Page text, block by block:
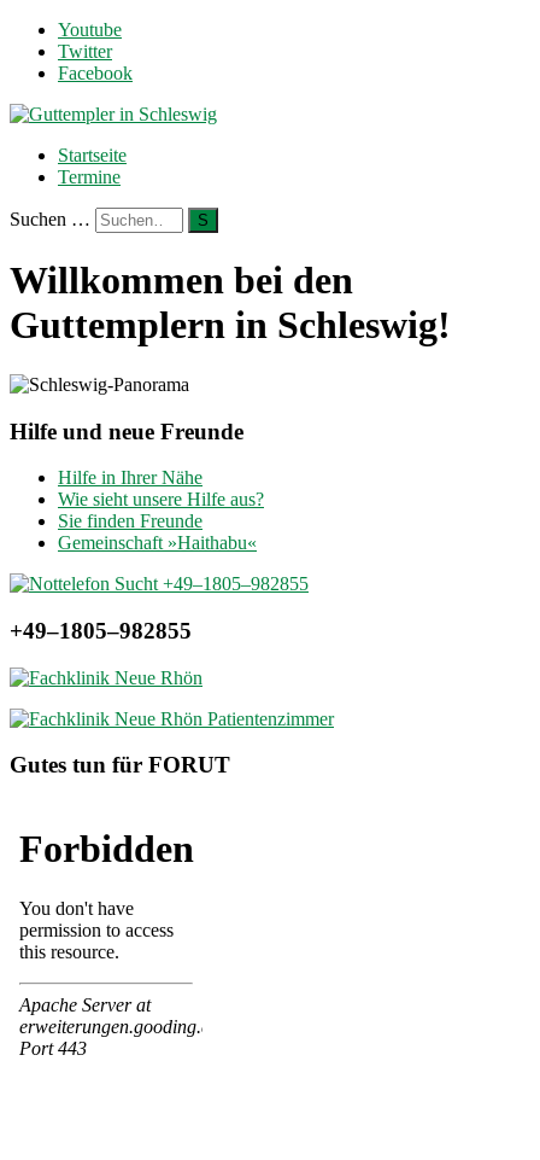
Youtube
Twitter
Facebook
Startseite
Termine
Suchen … S
Willkommen bei den
Guttemplern in Schleswig!
Hilfe und neue Freunde
Hilfe in Ihrer Nähe
Wie sieht unsere Hilfe aus?
Sie finden Freunde
Gemeinschaft »Haithabu«
+49–1805–982855
Gutes tun für FORUT